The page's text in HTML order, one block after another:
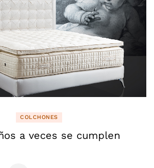
COLCHONES
a veces se cumplen